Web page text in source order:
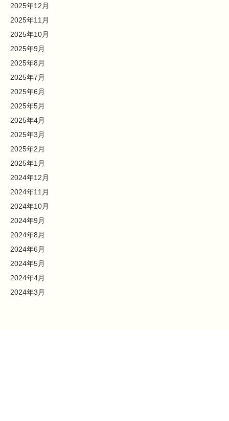
2025年12月
2025年11月
2025年10月
2025年9月
2025年8月
2025年7月
2025年6月
2025年5月
2025年4月
2025年3月
2025年2月
2025年1月
2024年12月
2024年11月
2024年10月
2024年9月
2024年8月
2024年6月
2024年5月
2024年4月
2024年3月